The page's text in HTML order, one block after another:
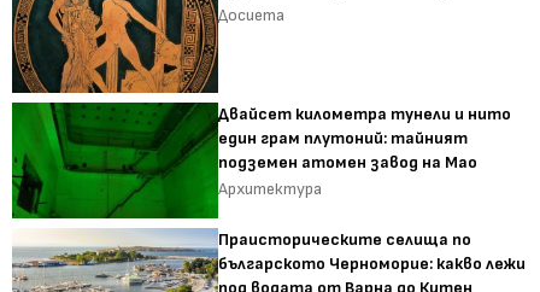
Досиета
Двайсет километра тунели и нито
един грам плутоний: тайният
подземен атомен завод на Мао
Архитектура
Праисторическите селища по
българското Черноморие: какво лежи